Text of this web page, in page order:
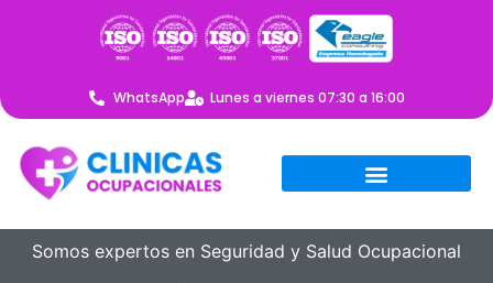
WhatsApp Lunes a viernes 07:30 a 16:00
Somos expertos en Seguridad y Salud Ocupacional